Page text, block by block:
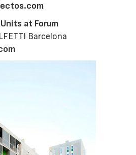
at Forum
Barcelona